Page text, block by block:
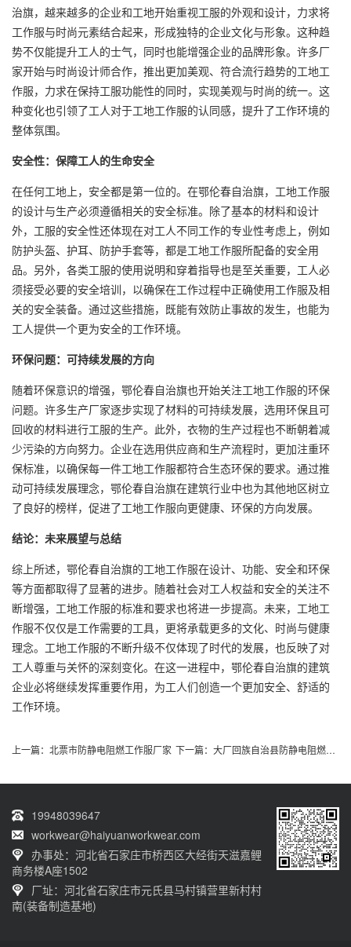
治旗，越来越多的企业和工地开始重视工服的外观和设计，力求将
工作服与时尚元素结合起来，形成独特的企业文化与形象。这种趋
势不仅能提升工人的士气，同时也能增强企业的品牌形象。许多厂
家开始与时尚设计师合作，推出更加美观、符合流行趋势的工地工
作服，力求在保持工服功能性的同时，实现美观与时尚的统一。这
种变化也引领了工人对于工地工作服的认同感，提升了工作环境的
整体氛围。
安全性：保障工人的生命安全
在任何工地上，安全都是第一位的。在鄂伦春自治旗，工地工作服
的设计与生产必须遵循相关的安全标准。除了基本的材料和设计
外，工服的安全性还体现在对工人不同工作的专业性考虑上，例如
防护头盔、护耳、防护手套等，都是工地工作服所配备的安全用
品。另外，各类工服的使用说明和穿着指导也是至关重要，工人必
须接受必要的安全培训，以确保在工作过程中正确使用工作服及相
关的安全装备。通过这些措施，既能有效防止事故的发生，也能为
工人提供一个更为安全的工作环境。
环保问题：可持续发展的方向
随着环保意识的增强，鄂伦春自治旗也开始关注工地工作服的环保
问题。许多生产厂家逐步实现了材料的可持续发展，选用环保且可
回收的材料进行工服的生产。此外，衣物的生产过程也不断朝着减
少污染的方向努力。企业在选用供应商和生产流程时，更加注重环
保标准，以确保每一件工地工作服都符合生态环保的要求。通过推
动可持续发展理念，鄂伦春自治旗在建筑行业中也为其他地区树立
了良好的榜样，促进了工地工作服向更健康、环保的方向发展。
结论：未来展望与总结
综上所述，鄂伦春自治旗的工地工作服在设计、功能、安全和环保
等方面都取得了显著的进步。随着社会对工人权益和安全的关注不
断增强，工地工作服的标准和要求也将进一步提高。未来，工地工
作服不仅仅是工作需要的工具，更将承载更多的文化、时尚与健康
理念。工地工作服的不断升级不仅体现了时代的发展，也反映了对
工人尊重与关怀的深刻变化。在这一进程中，鄂伦春自治旗的建筑
企业必将继续发挥重要作用，为工人们创造一个更加安全、舒适的
工作环境。
上一篇： 北票市防静电阻燃工作服厂家 下一篇： 大厂回族自治县防静电阻燃工作服
19948039647
workwear@haiyuanworkwear.com
办事处：河北省石家庄市桥西区大经街天滋嘉鲤
商务楼A座1502
厂址：河北省石家庄市元氏县马村镇营里新村村
南(装备制造基地)